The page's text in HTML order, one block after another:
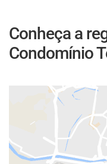
Conheça a
Condomínio